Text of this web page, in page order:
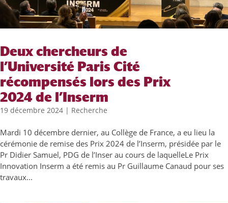
Deux chercheurs de
l’Université Paris Cité
récompensés lors des Prix
2024 de l’Inserm
19 décembre 2024 | Recherche
Mardi 10 décembre dernier, au Collège de France, a eu lieu la
cérémonie de remise des Prix 2024 de l’Inserm, présidée par le
Pr Didier Samuel, PDG de l’Inser au cours de laquelleLe Prix
Innovation Inserm a été remis au Pr Guillaume Canaud pour ses
travaux...